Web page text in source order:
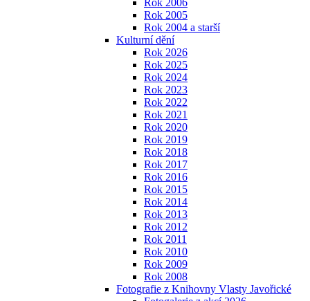
Rok 2006
Rok 2005
Rok 2004 a starší
Kulturní dění
Rok 2026
Rok 2025
Rok 2024
Rok 2023
Rok 2022
Rok 2021
Rok 2020
Rok 2019
Rok 2018
Rok 2017
Rok 2016
Rok 2015
Rok 2014
Rok 2013
Rok 2012
Rok 2011
Rok 2010
Rok 2009
Rok 2008
Fotografie z Knihovny Vlasty Javořické